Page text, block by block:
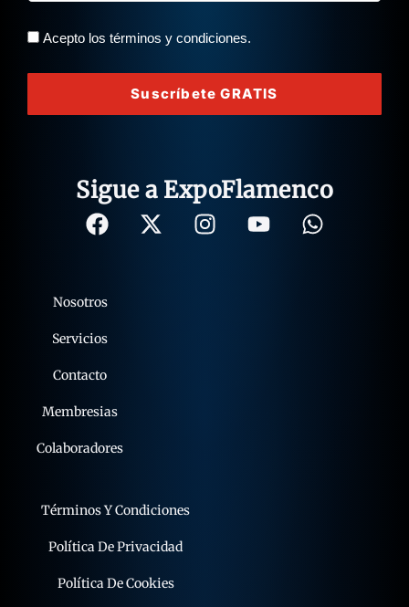
Acepto los términos y condiciones.
Suscríbete GRATIS
Sigue a ExpoFlamenco
Términos Y Condiciones
Política De Privacidad
Política De Cookies
Nosotros
Servicios
Contacto
Membresias
Colaboradores